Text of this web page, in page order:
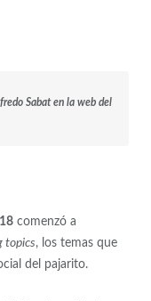
Sabat en la web del
comenzó a
topics, los temas que
del pajarito.